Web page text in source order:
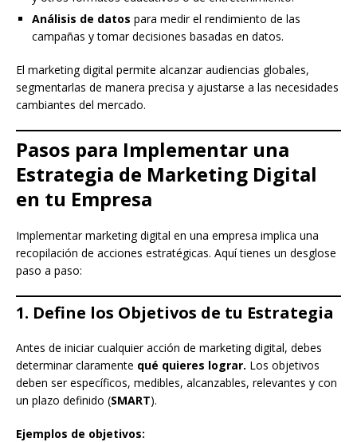
Análisis de datos para medir el rendimiento de las
campañas y tomar decisiones basadas en datos.
El marketing digital permite alcanzar audiencias globales,
segmentarlas de manera precisa y ajustarse a las necesidades
cambiantes del mercado.
Pasos para Implementar una
Estrategia de Marketing Digital
en tu Empresa
Implementar marketing digital en una empresa implica una
recopilación de acciones estratégicas. Aquí tienes un desglose
paso a paso:
1. Define los Objetivos de tu Estrategia
Antes de iniciar cualquier acción de marketing digital, debes
determinar claramente qué quieres lograr. Los objetivos
deben ser específicos, medibles, alcanzables, relevantes y con
un plazo definido (SMART).
Ejemplos de objetivos: